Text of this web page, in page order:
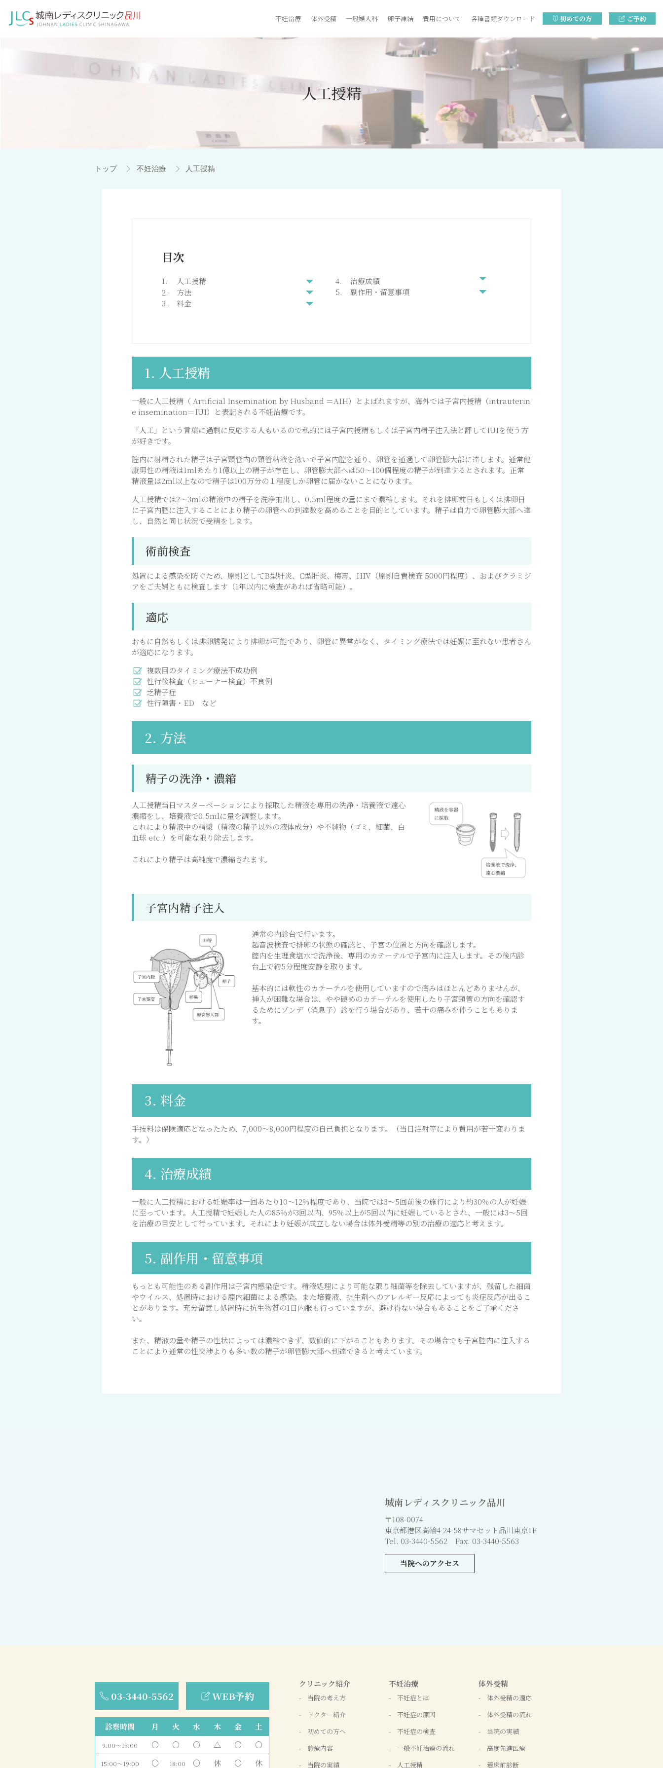
不妊治療 体外受精 一般婦人科 卵子凍結 費用について 各種書類ダウンロード 初めての方 ご予約
人工授精
トップ 不妊治療 人工授精
人工授精
方法
料金
治療成績
副作用・留意事項
1. 人工授精
一般に人工授精（ Artificial Insemination by Husband ＝AIH）とよばれますが、海外では子宮内授精（intrauterin
e insemination＝IUI）と表記される不妊治療です。
「人工」という言葉に過剰に反応する人もいるので私的には子宮内授精もしくは子宮内精子注入法と評してIUIを使う方
が好きです。
腟内に射精された精子は子宮頸管内の頸管粘液を泳いで子宮内腔を通り、卵管を通過して卵管膨大部に達します。通常健
康男性の精液は1mlあたり1億以上の精子が存在し、卵管膨大部へは50～100個程度の精子が到達するとされます。正常
精液量は2ml以上なので精子は100万分の１程度しか卵管に届かないことになります。
人工授精では2～3mlの精液中の精子を洗浄抽出し、0.5ml程度の量にまで濃縮します。それを排卵前日もしくは排卵日
に子宮内腔に注入することにより精子の卵管への到達数を高めることを目的としています。精子は自力で卵管膨大部へ達
し、自然と同じ状況で受精をします。
術前検査
処置による感染を防ぐため、原則としてB型肝炎、C型肝炎、梅毒、HIV（原則自費検査 5000円程度）、およびクラミジ
アをご夫婦ともに検査します（1年以内に検査があれば省略可能）。
適応
おもに自然もしくは排卵誘発により排卵が可能であり、卵管に異常がなく、タイミング療法では妊娠に至れない患者さん
が適応になります。
複数回のタイミング療法不成功例
性行後検査（ヒューナー検査）不良例
乏精子症
性行障害・ED など
2. 方法
精子の洗浄・濃縮
人工授精当日マスターベーションにより採取した精液を専用の洗浄・培養液で遠心
濃縮をし、培養液で0.5mlに量を調整します。
これにより精液中の精漿（精液の精子以外の液体成分）や不純物（ゴミ、細菌、白
血球 etc.）を可能な限り除去します。
これにより精子は高純度で濃縮されます。
子宮内精子注入
通常の内診台で行います。
超音波検査で排卵の状態の確認と、子宮の位置と方向を確認します。
腟内を生理食塩水で洗浄後、専用のカテーテルで子宮内に注入します。その後内診
台上で約5分程度安静を取ります。
基本的には軟性のカテーテルを使用していますので痛みはほとんどありませんが、
挿入が困難な場合は、やや硬めのカテーテルを使用したり子宮頸管の方向を確認す
るためにゾンデ（消息子）診を行う場合があり、若干の痛みを伴うこともありま
す。
3. 料金
手技料は保険適応となったため、7,000～8,000円程度の自己負担となります。（当日注射等により費用が若干変わりま
す。）
4. 治療成績
一般に人工授精における妊娠率は一回あたり10～12％程度であり、当院では3～5回前後の施行により約30％の人が妊娠
に至っています。人工授精で妊娠した人の85％が3回以内、95％以上が5回以内に妊娠しているとされ、一般には3～5回
を治療の目安として行っています。それにより妊娠が成立しない場合は体外受精等の別の治療の適応と考えます。
5. 副作用・留意事項
もっとも可能性のある副作用は子宮内感染症です。精液処理により可能な限り細菌等を除去していますが、残留した細菌
やウイルス、処置時における腟内細菌による感染。また培養液、抗生剤へのアレルギー反応によっても炎症反応が出るこ
とがあります。充分留意し処置時に抗生物質の1日内服も行っていますが、避け得ない場合もあることをご了承くださ
い。
また、精液の量や精子の性状によっては濃縮できず、数値的に下がることもあります。その場合でも子宮腔内に注入する
ことにより通常の性交渉よりも多い数の精子が卵管膨大部へ到達できると考えています。
城南レディスクリニック品川
〒108-0074
東京都港区高輪4-24-58サマセット品川東京1F
Tel. 03-3440-5562 Fax. 03-3440-5563
当院へのアクセス
03-3440-5562 WEB予約
診察時間 月 火 水 木 金 土
9:00〜13:00 ○ ○ ○ △ ○ ○
15:00〜19:00 ○ 18:00 ○ 休 ○ 休
クリニック紹介
当院の考え方
ドクター紹介
初めての方へ
診療内容
当院の実績
不妊治療
不妊症とは
不妊症の原因
不妊症の検査
一般不妊治療の流れ
人工授精
体外受精
体外受精の適応
体外受精の流れ
当院の実績
高度先進医療
着床前診断